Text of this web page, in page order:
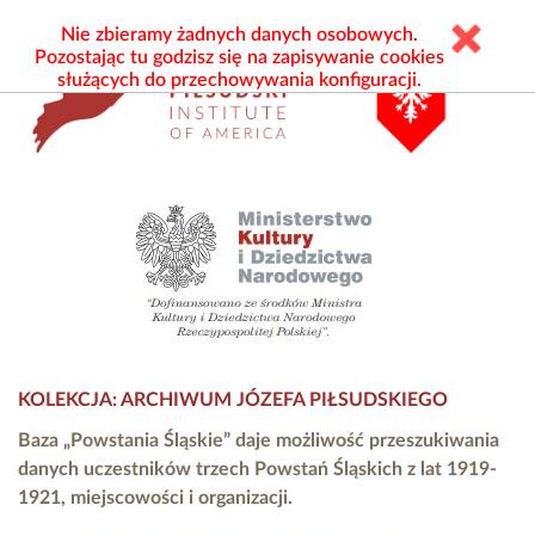
KOLEKCJA: ARCHIWUM JÓZEFA PIŁSUDSKIEGO
Baza „Powstania Śląskie” daje możliwość przeszukiwania
danych uczestników trzech Powstań Śląskich z lat 1919-
1921, miejscowości i organizacji.
Nie zbieramy żadnych danych osobowych.
Pozostając tu godzisz się na zapisywanie cookies
służących do przechowywania konfiguracji.